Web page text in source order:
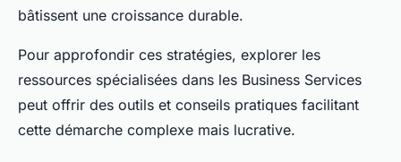
bâtissent une croissance durable.
Pour approfondir ces stratégies, explorer les
ressources spécialisées dans les Business Services
peut offrir des outils et conseils pratiques facilitant
cette démarche complexe mais lucrative.